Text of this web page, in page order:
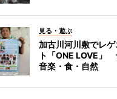
見る・遊ぶ
加古川河川敷でレ
ト「ONE LOVE」
音楽・食・自然